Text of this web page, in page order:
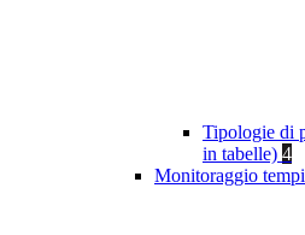
Tipologie di
in tabelle) 4
Monitoraggio